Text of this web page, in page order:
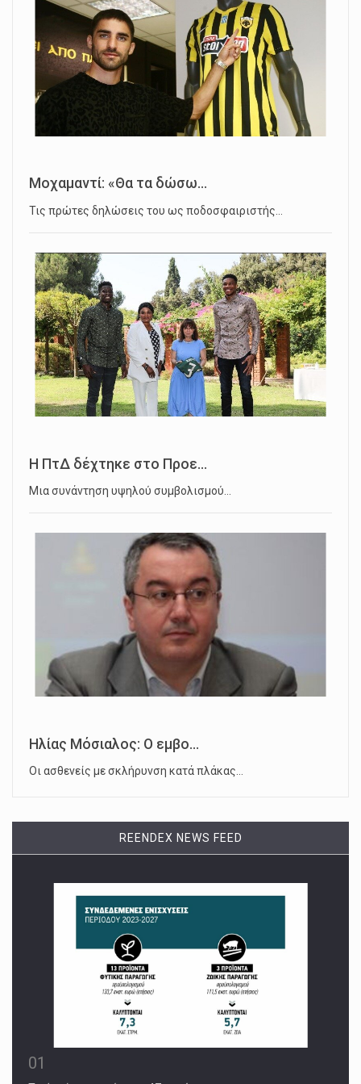
Μοχαμαντί: «Θα τα δώσω...
Τις πρώτες δηλώσεις του ως ποδοσφαιριστής…
Η ΠτΔ δέχτηκε στο Προε...
Μια συνάντηση υψηλού συμβολισμού…
Ηλίας Μόσιαλος: Ο εμβο...
Οι ασθενείς με σκλήρυνση κατά πλάκας…
REENDEX NEWS FEED
01